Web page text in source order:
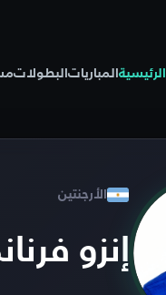
الرئيسيةالمبارياتالبطولات
الأرجنتين
إنزو